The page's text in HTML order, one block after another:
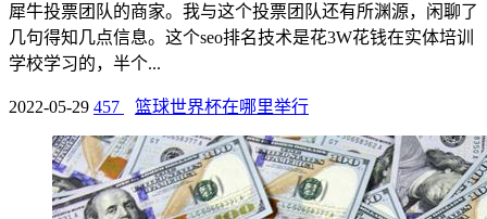
犀牛投票团队的商家。我与这个投票团队还有所渊源，闲聊了
几句得知几点信息。这个seo排名技术是花3W花钱在实体培训
学校学习的，半个...
2022-05-29 457 篮球世界杯在哪里举行